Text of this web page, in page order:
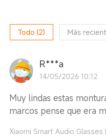
Todo (2) Más
R***a
14/05/2026 10:12
Muy lindas estas
marcos pense que era
Xiaomi Smart Audio